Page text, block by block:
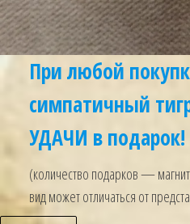
При любой
симпатичный
УДАЧИ в подарок!
(количество подарков —
вид может отличаться от